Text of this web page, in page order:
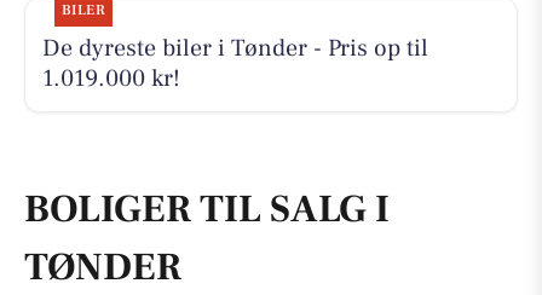
BILER
De dyreste biler i Tønder - Pris op til
1.019.000 kr!
BOLIGER TIL SALG I
TØNDER